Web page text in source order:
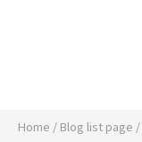
Home / Blog list page /